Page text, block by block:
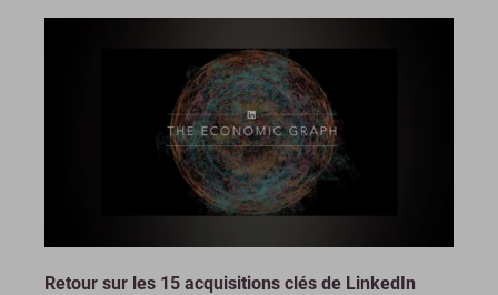
Retour sur les 15 acquisitions clés de LinkedIn